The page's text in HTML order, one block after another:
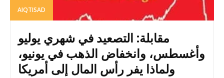
AIQTISAD
مقابلة: التصعيد في شهري يوليو
وأغسطس، وانخفاض الذهب في يونيو،
ولماذا يفر رأس المال إلى أمريكا